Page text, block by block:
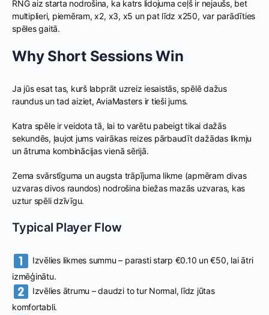
RNG aiz starta nodrošina, ka katrs lidojuma ceļš ir nejaušs, bet
multiplieri, piemēram, x2, x3, x5 un pat līdz x250, var parādīties
spēles gaitā.
Why Short Sessions Win
Ja jūs esat tas, kurš labprāt uzreiz iesaistās, spēlē dažus
raundus un tad aiziet, AviaMasters ir tieši jums.
Katra spēle ir veidota tā, lai to varētu pabeigt tikai dažās
sekundēs, ļaujot jums vairākas reizes pārbaudīt dažādas likmju
un ātruma kombinācijas vienā sērijā.
Zema svārstīguma un augsta trāpījuma likme (apmēram divas
uzvaras divos raundos) nodrošina biežas mazās uzvaras, kas
uztur spēli dzīvīgu.
Typical Player Flow
Izvēlies likmes summu – parasti starp €0.10 un €50, lai ātri
izmēģinātu.
Izvēlies ātrumu – daudzi to tur Normal, līdz jūtas
komfortabli.